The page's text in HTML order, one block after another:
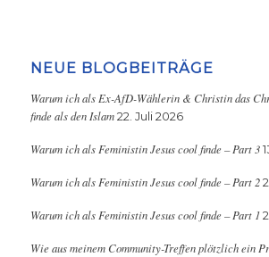
NEUE BLOGBEITRÄGE
Warum ich als Ex-AfD-Wählerin & Christin das
finde als den Islam 22. Juli 2026
Warum ich als Feministin Jesus cool finde – Part 3
Warum ich als Feministin Jesus cool finde – Part 2
Warum ich als Feministin Jesus cool finde – Part 1
Wie aus meinem Community-Treffen plötzlich ein